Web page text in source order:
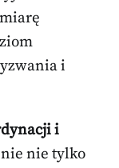
i
i
nie tylko